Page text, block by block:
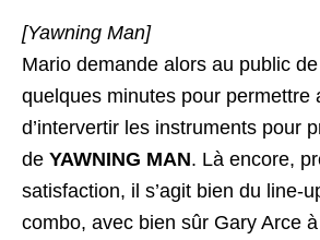
[Yawning Man]
Mario demande alors au public
quelques minutes pour permettre
d’intervertir les instruments pour
de YAWNING MAN. Là encore,
satisfaction, il s’agit bien du line-
combo, avec bien sûr Gary Arce